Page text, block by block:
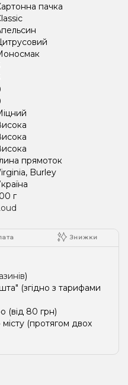
пачка
прямоток
Burley
г
Знижки
)
(згідно з тарифами
(від 80 грн)
(протягом двох